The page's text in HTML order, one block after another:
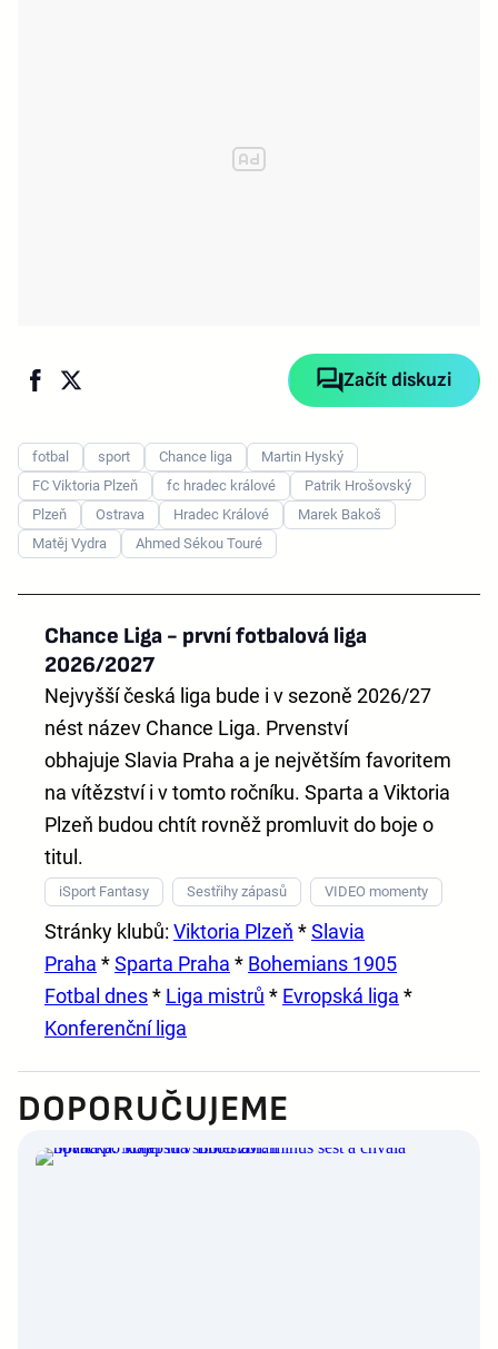
Začít diskuzi
fotbal sport Chance liga
Martin Hyský
FC Viktoria Plzeň
fc hradec králové
Patrik Hrošovský
Plzeň
Ostrava Hradec Králové
Marek Bakoš
Matěj Vydra
Ahmed Sékou Touré
Chance Liga - první fotbalová liga
2026/2027
Nejvyšší česká liga bude i v sezoně 2026/27
nést název Chance Liga. Prvenství
obhajuje Slavia Praha a je největším favoritem
na vítězství i v tomto ročníku. Sparta a Viktoria
Plzeň budou chtít rovněž promluvit do boje o
titul.
iSport Fantasy Sestřihy zápasů VIDEO momenty
Stránky klubů: Viktoria Plzeň *Slavia
Praha *Sparta Praha * Bohemians 1905
Fotbal dnes* Liga mistrů * Evropská liga *
Konferenční liga
DOPORUČUJEME